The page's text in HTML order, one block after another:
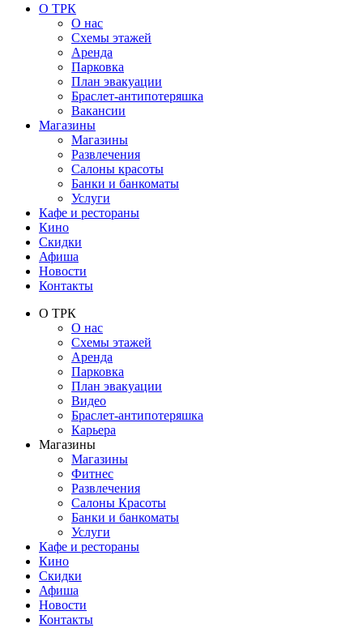
О ТРК
О нас
Схемы этажей
Аренда
Парковка
План эвакуации
Браслет-антипотеряшка
Вакансии
Магазины
Магазины
Развлечения
Салоны красоты
Банки и банкоматы
Услуги
Кафе и рестораны
Кино
Скидки
Афиша
Новости
Контакты
О ТРК
О нас
Схемы этажей
Аренда
Парковка
План эвакуации
Видео
Браслет-антипотеряшка
Карьера
Магазины
Магазины
Фитнес
Развлечения
Салоны Красоты
Банки и банкоматы
Услуги
Кафе и рестораны
Кино
Скидки
Афиша
Новости
Контакты